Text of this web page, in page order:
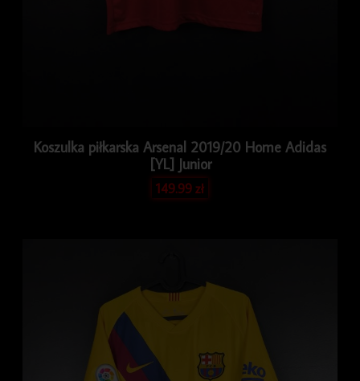
Koszulka piłkarska Arsenal 2019/20 Home Adidas
[YL] Junior
149.99zł